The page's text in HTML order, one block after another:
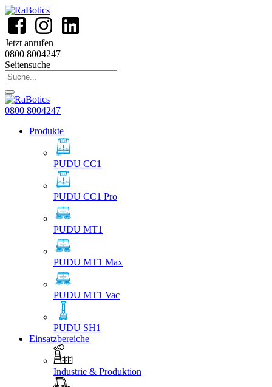
Jetzt anrufen
0800 8004247
Seitensuche
0800 8004247
Produkte
PUDU CC1
PUDU CC1 Pro
PUDU MT1
PUDU MT1 Max
PUDU MT1 Vac
PUDU SH1
Einsatzbereiche
Industrie & Produktion